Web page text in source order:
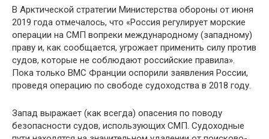
В Арктической стратегии Министерства обороны от июня
2019 года отмечалось, что «Россия регулирует морские
операции на СМП вопреки международному (западному)
праву и, как сообщается, угрожает применить силу против
судов, которые не соблюдают российские правила».
Пока только ВМС Франции оспорили заявления России,
проведя операцию по свободе судоходства в 2018 году.
Запад выражает (как всегда) опасения по поводу
безопасности судов, использующих СМП. Судоходные